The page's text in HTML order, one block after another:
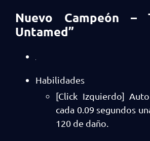
Nuevo Campeón –
Untamed”
Habilidades
[Click Izquierdo]
cada 0.09 segundos
120 de daño.